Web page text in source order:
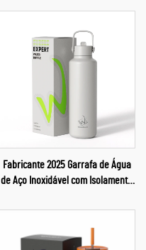
Fabricante 2025 Garrafa de Água
de Aço Inoxidável com Isolamento
para Academia